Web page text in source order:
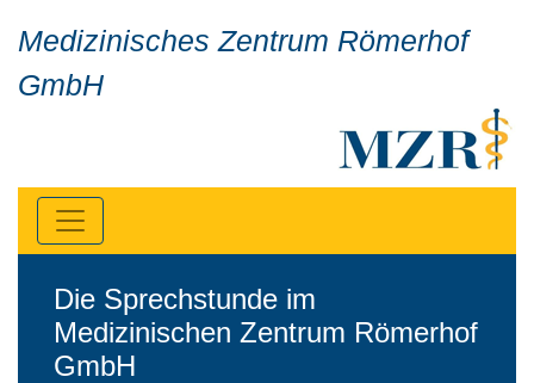
Medizinisches Zentrum Römerhof
GmbH
Die Sprechstunde im
Medizinischen Zentrum Römerhof
GmbH